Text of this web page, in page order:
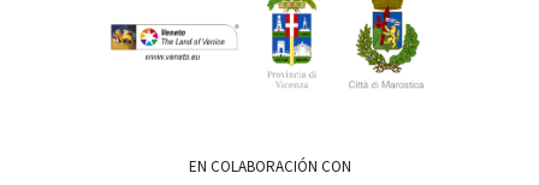
EN COLABORACIÓN CON